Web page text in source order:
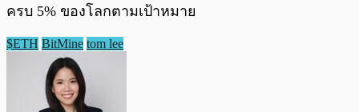
ครบ 5% ของโลกตามเป้าหมาย
$ETH BitMine tom lee